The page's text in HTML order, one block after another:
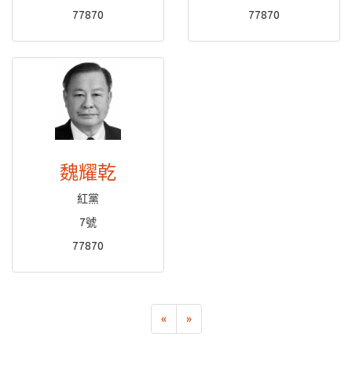
77870
77870
魏耀乾
紅黨
7號
77870
« »